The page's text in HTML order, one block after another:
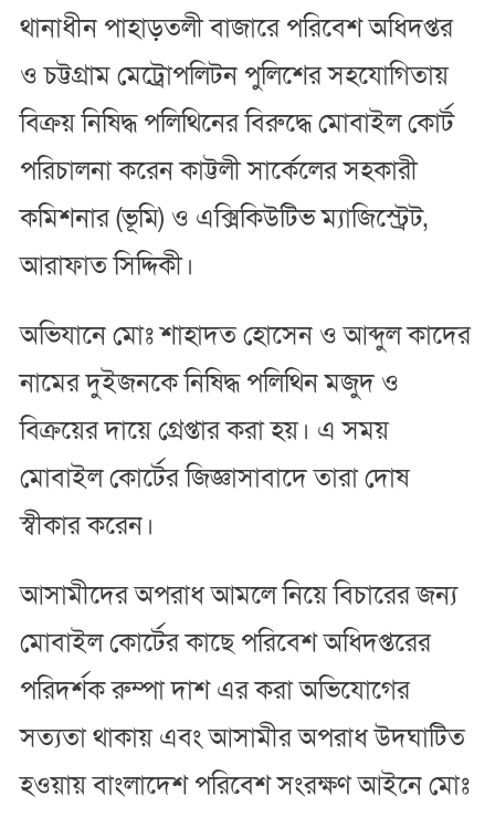
থানাধীন পাহাড়তলী বাজারে পরিবেশ অধিদপ্তর
ও চট্টগ্রাম মেট্রোপলিটন পুলিশের সহযোগিতায়
বিক্রয় নিষিদ্ধ পলিথিনের বিরুদ্ধে মোবাইল কোর্ট
পরিচালনা করেন কাট্টলী সার্কেলের সহকারী
কমিশনার (ভূমি) ও এক্সিকিউটিভ ম্যাজিস্ট্রেট,
আরাফাত সিদ্দিকী।
অভিযানে মোঃ শাহাদত হোসেন ও আব্দুল কাদের
নামের দুইজনকে নিষিদ্ধ পলিথিন মজুদ ও
বিক্রয়ের দায়ে গ্রেপ্তার করা হয়। এ সময়
মোবাইল কোর্টের জিজ্ঞাসাবাদে তারা দোষ
স্বীকার করেন।
আসামীদের অপরাধ আমলে নিয়ে বিচারের জন্য
মোবাইল কোর্টের কাছে পরিবেশ অধিদপ্তরের
পরিদর্শক রুম্পা দাশ এর করা অভিযোগের
সত্যতা থাকায় এবং আসামীর অপরাধ উদঘাটিত
হওয়ায় বাংলাদেশ পরিবেশ সংরক্ষণ আইনে মোঃ